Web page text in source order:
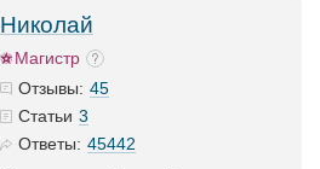
Николай
Магистр
Отзывы: 45
Статьи 3
Ответы: 45442